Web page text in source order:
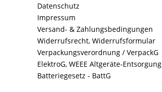
Datenschutz
Impressum
Versand- & Zahlungsbedingungen
Widerrufsrecht, Widerrufsformular
Verpackungsverordnung / VerpackG
ElektroG, WEEE Altgeräte-Entsorgung
Batteriegesetz - BattG